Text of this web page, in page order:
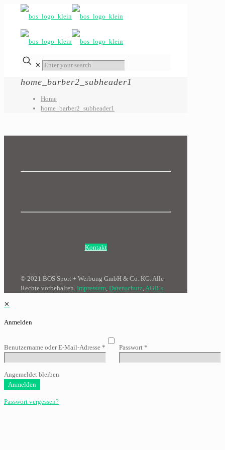
✕
home_barber2_subheader1
Home
home_barber2_subheader1
Kontakt
© 2021 BOS Sport + Werbung GmbH & Co. KG. Alle
Rechte vorbehalten. Impressum, Datenschutz,AGB´s
✕
Anmelden
Benutzername oder E-Mail-Adresse * Passwort *
Angemeldet bleiben
Anmelden
Passwort vergessen?